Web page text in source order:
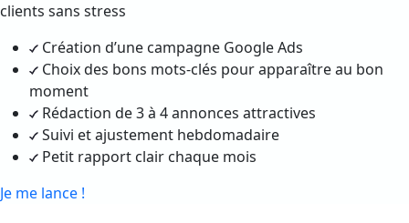
clients sans stress
Création d’une campagne Google Ads
Choix des bons mots-clés pour apparaître au bon
moment
Rédaction de 3 à 4 annonces attractives
Suivi et ajustement hebdomadaire
Petit rapport clair chaque mois
Je me lance !